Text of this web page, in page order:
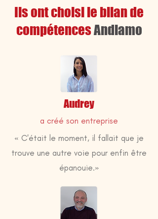
Ils ont choisi le bilan de
compétencesAndiamo
Audrey
a créé son entreprise
« C'était le moment, il fallait que je
trouve une autre voie pour enfin être
épanouie.»